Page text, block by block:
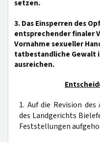
setzen.
3. Das Einsperren des
entsprechender finaler
Vornahme sexueller
tatbestandliche Gewalt
ausreichen.
1. Auf die Revision
des Landgerichts
Feststellungen